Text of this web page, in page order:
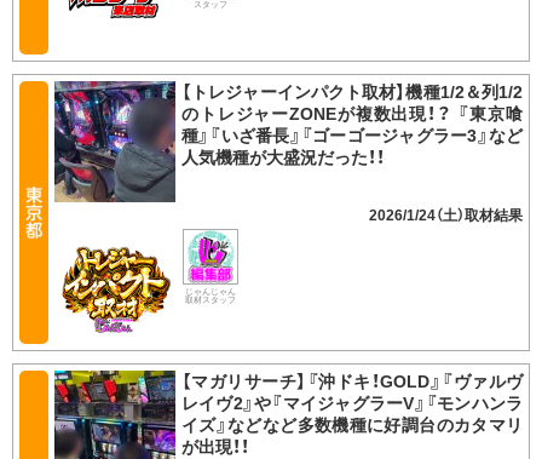
スタッフ
【トレジャーインパクト取材】機種1/2＆列1/2
のトレジャーZONEが複数出現！？ 『東京喰
種』『いざ番長』『ゴーゴージャグラー3』など
人気機種が大盛況だった！！
2026/1/24（土）
じゃんじゃん
取材スタッフ
【マガリサーチ】『沖ドキ！GOLD』『ヴァルヴ
レイヴ2』や『マイジャグラーV』『モンハンラ
イズ』などなど多数機種に好調台のカタマリ
が出現！！